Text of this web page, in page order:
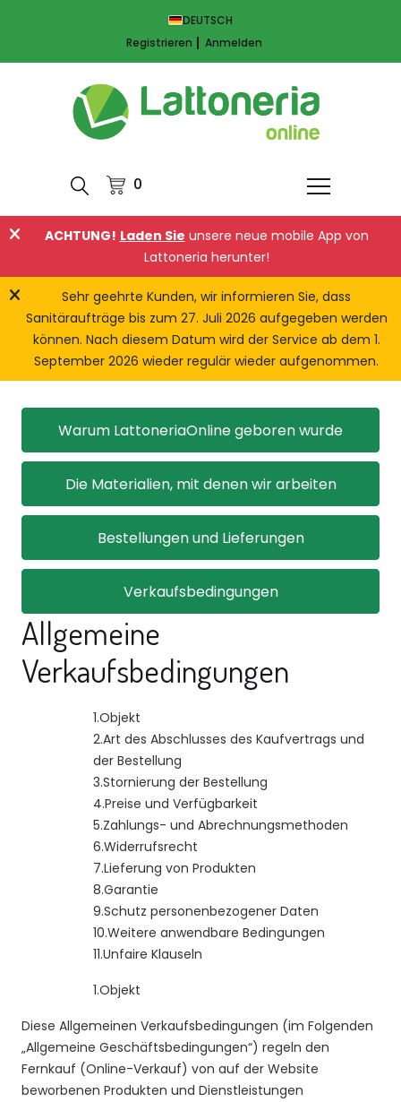
DEUTSCH
Registrieren
Anmelden
0
ACHTUNG! Laden Sie unsere neue mobile App von
Lattoneria herunter!
Sehr geehrte Kunden, wir informieren Sie, dass
Sanitäraufträge bis zum 27. Juli 2026 aufgegeben werden
können. Nach diesem Datum wird der Service ab dem 1.
September 2026 wieder regulär wieder aufgenommen.
Warum LattoneriaOnline geboren wurde
Die Materialien, mit denen wir arbeiten
Bestellungen und Lieferungen
Verkaufsbedingungen
Allgemeine
Verkaufsbedingungen
1.Objekt
2.Art des Abschlusses des Kaufvertrags und
der Bestellung
3.Stornierung der Bestellung
4.Preise und Verfügbarkeit
5.Zahlungs- und Abrechnungsmethoden
6.Widerrufsrecht
7.Lieferung von Produkten
8.Garantie
9.Schutz personenbezogener Daten
10.Weitere anwendbare Bedingungen
11.Unfaire Klauseln
1.Objekt
Diese Allgemeinen Verkaufsbedingungen (im Folgenden
„Allgemeine Geschäftsbedingungen“) regeln den
Fernkauf (Online-Verkauf) von auf der Website
beworbenen Produkten und Dienstleistungen